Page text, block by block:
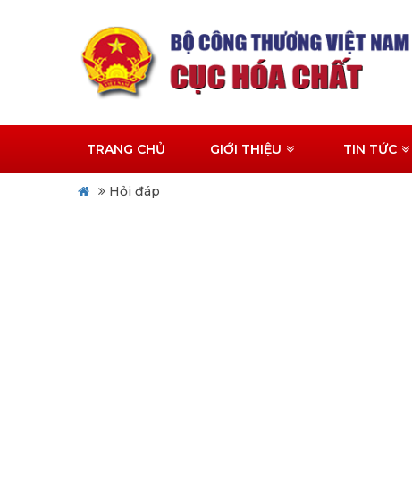
TRANG CHỦ GIỚI THIỆU TIN TỨC
Hỏi đáp